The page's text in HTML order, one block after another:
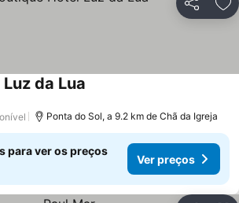
Partilhar
da Lua
Ponta do Sol, a 9.2 km de Chã da Igreja
para ver os preços
Ver preços